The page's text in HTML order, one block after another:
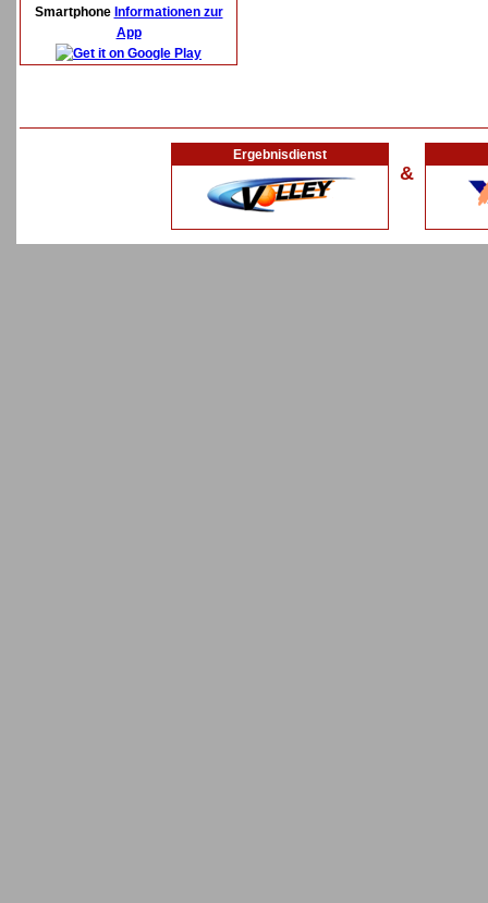
Smartphone Informationen zur
App
Ergebnisdienst
&